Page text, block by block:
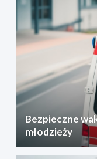
Bezpieczne
młodzieży